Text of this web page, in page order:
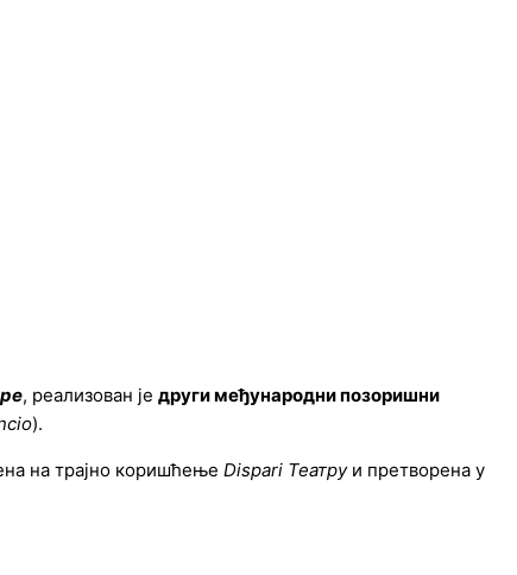
, реализован је други међународни позоришни
).
на трајно коришћење Dispari Театруи претворена у